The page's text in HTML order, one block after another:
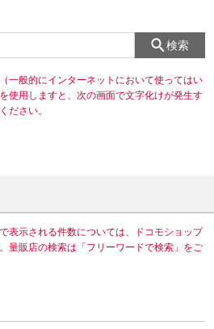
検索
一般的にインターネットにおいて使ってはい
使用しますと、次の画面で文字化けが発生す
ださい。
表示される件数については、ドコモショップ
量販店の検索は「フリーワードで検索」をご